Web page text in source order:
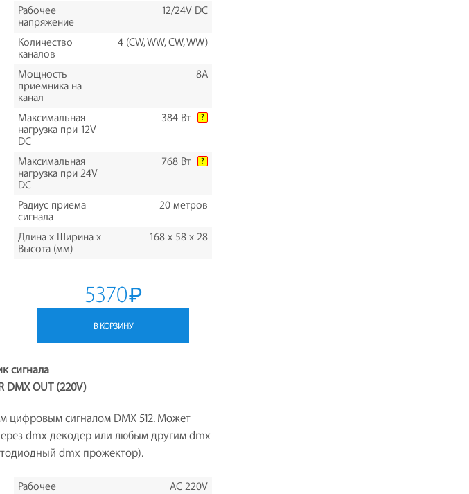
Рабочее
напряжение
12/24V DC
Количество
каналов
4 (CW, WW, CW, WW)
Мощность
приемника на
канал
8A
Максимальная
нагрузка при 12V
DC
384 Вт ?
Максимальная
нагрузка при 24V
DC
768 Вт ?
Радиус приема
сигнала
20 метров
Длина х Ширина х
Высота (мм)
168 х 58 х 28
5370₽
В КОРЗИНУ
сигнала
DMX OUT (220V)
цифровым сигналом DMX 512. Может
dmx декодер или любым другим dmx
dmx прожектор).
Рабочее
AC 220V